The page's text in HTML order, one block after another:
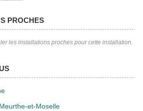
PROCHES
les installations proches pour cette installation.
Meurthe-et-Moselle